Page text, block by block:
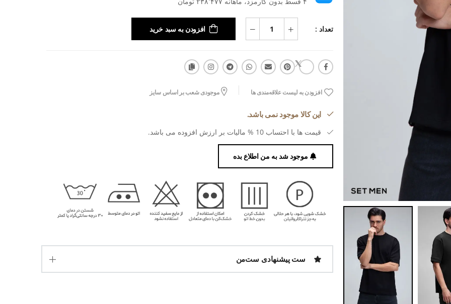
تعداد : افزودن به سبد خرید
افزودن به لیست علاقه‌مندی ها موجودی شعب بر اساس سایز
این کالا موجود نمی باشد.
قیمت ها با احتساب 10 % مالیات بر ارزش افزوده می باشد.
موجود شد به من اطلاع بده
ست پیشنهادی ست‌من